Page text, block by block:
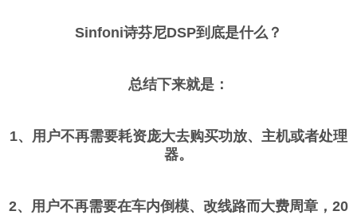
Sinfoni诗芬尼DSP到底是什么？
总结下来就是：
1、用户不再需要耗资庞大去购买功放、主机或者处理
器。
2、用户不再需要在车内倒模、改线路而大费周章，20